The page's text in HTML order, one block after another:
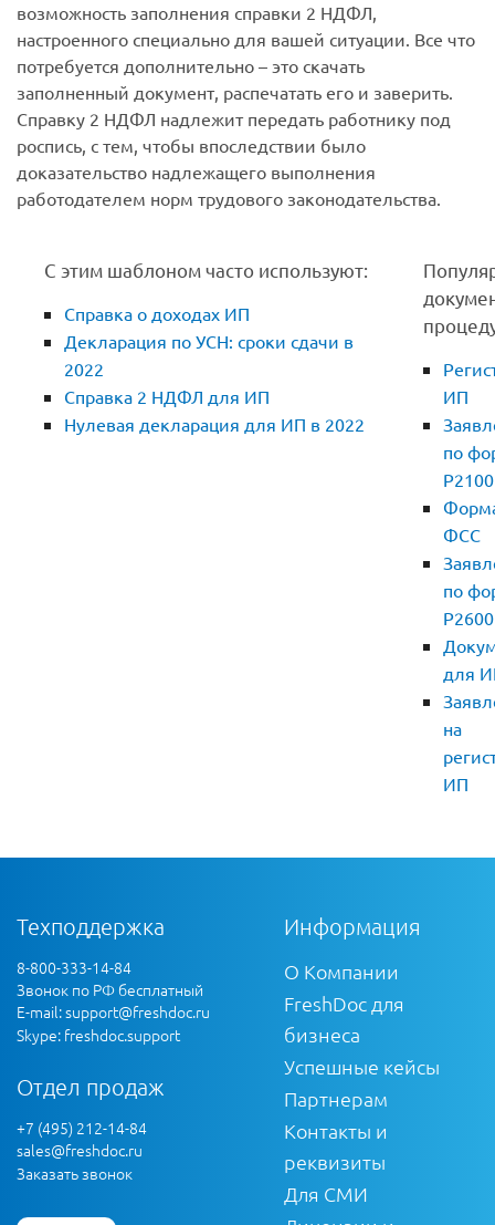
возможность заполнения справки 2 НДФЛ,
настроенного специально для вашей ситуации. Все что
потребуется дополнительно – это скачать
заполненный документ, распечатать его и заверить.
Справку 2 НДФЛ надлежит передать работнику под
роспись, с тем, чтобы впоследствии было
доказательство надлежащего выполнения
работодателем норм трудового законодательства.
С этим шаблоном часто используют:
Справка о доходах ИП
Декларация по УСН: сроки сдачи в
2022
Справка 2 НДФЛ для ИП
Нулевая декларация для ИП в 2022
ИП
по
ФСС
по
для
на
ИП
Техподдержка
8-800-333-14-84
Звонок по РФ бесплатный
E-mail:support@freshdoc.ru
Skype: freshdoc.support
Отдел продаж
+7 (495) 212-14-84
sales@freshdoc.ru
Заказать звонок
Информация
О Компании
FreshDoc для
бизнеса
Успешные кейсы
Партнерам
Контакты и
реквизиты
Для СМИ